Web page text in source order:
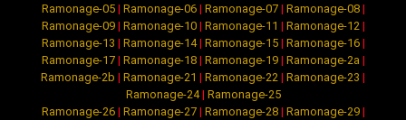
Ramonage-05| Ramonage-06| Ramonage-07| Ramonage-08|
Ramonage-09| Ramonage-10| Ramonage-11 | Ramonage-12|
Ramonage-13 | Ramonage-14| Ramonage-15| Ramonage-16|
Ramonage-17| Ramonage-18| Ramonage-19| Ramonage-2a |
Ramonage-2b | Ramonage-21 | Ramonage-22 | Ramonage-23 |
Ramonage-24| Ramonage-25
Ramonage-26| Ramonage-27| Ramonage-28| Ramonage-29|